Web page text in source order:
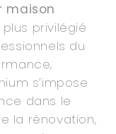
maison
privilégié
du
s’impose
dans le
la rénovation,